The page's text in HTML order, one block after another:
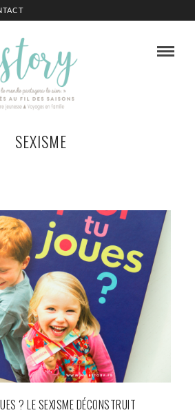
SEXISME
? LE SEXISME DÉCONSTRUIT